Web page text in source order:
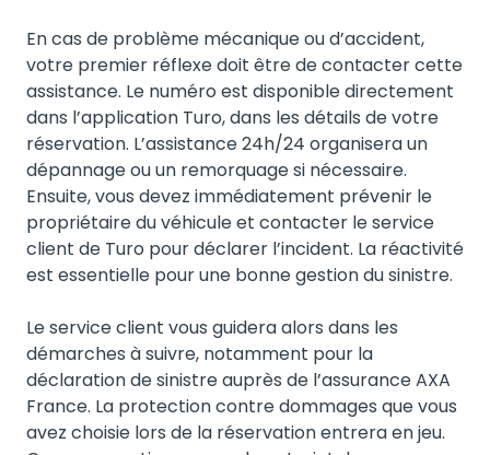
En cas de problème mécanique ou d’accident,
votre premier réflexe doit être de contacter cette
assistance. Le numéro est disponible directement
dans l’application Turo, dans les détails de votre
réservation. L’assistance 24h/24 organisera un
dépannage ou un remorquage si nécessaire.
Ensuite, vous devez immédiatement prévenir le
propriétaire du véhicule et contacter le service
client de Turo pour déclarer l’incident. La réactivité
est essentielle pour une bonne gestion du sinistre.
Le service client vous guidera alors dans les
démarches à suivre, notamment pour la
déclaration de sinistre auprès de l’assurance AXA
France. La protection contre dommages que vous
avez choisie lors de la réservation entrera en jeu.